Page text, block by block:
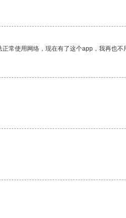
常使用网络，现在有了这个app，我再也不